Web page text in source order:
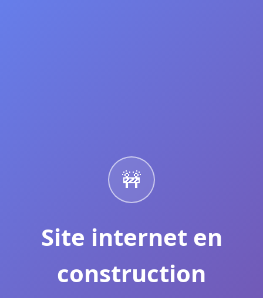
🚧
Site internet en
construction